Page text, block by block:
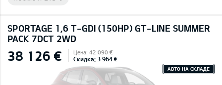
SPORTAGE 1,6 T-GDI (150HP) GT-LINE SUMMER
PACK 7DCT 2WD
38 126 € Цена: 42 090 €
Скидка: 3 964 €
АВТО НА СКЛАДЕ